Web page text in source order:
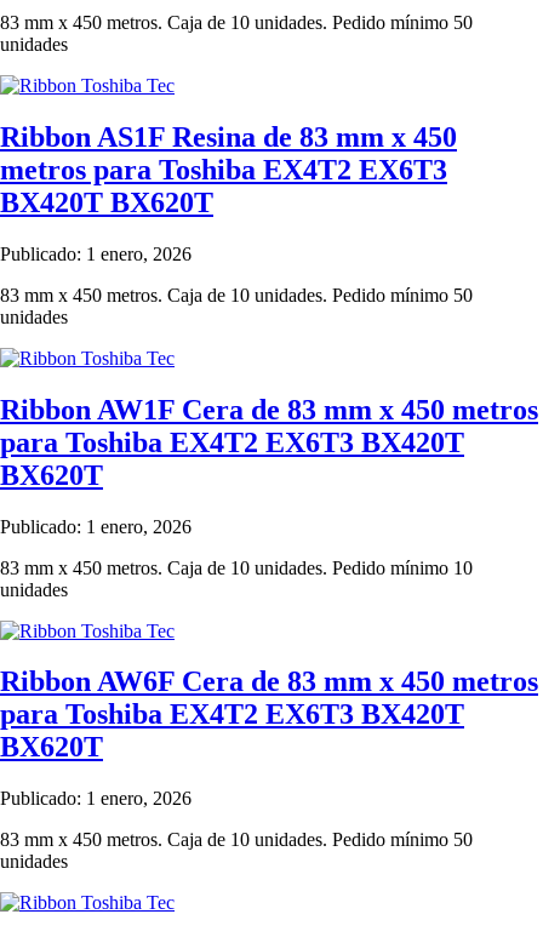
83 mm x 450 metros. Caja de 10 unidades. Pedido mínimo 50
unidades
Ribbon AS1F Resina de 83 mm x 450
metros para Toshiba EX4T2 EX6T3
BX420T BX620T
Publicado: 1 enero, 2026
83 mm x 450 metros. Caja de 10 unidades. Pedido mínimo 50
unidades
Ribbon AW1F Cera de 83 mm x 450 metros
para Toshiba EX4T2 EX6T3 BX420T
BX620T
Publicado: 1 enero, 2026
83 mm x 450 metros. Caja de 10 unidades. Pedido mínimo 10
unidades
Ribbon AW6F Cera de 83 mm x 450 metros
para Toshiba EX4T2 EX6T3 BX420T
BX620T
Publicado: 1 enero, 2026
83 mm x 450 metros. Caja de 10 unidades. Pedido mínimo 50
unidades